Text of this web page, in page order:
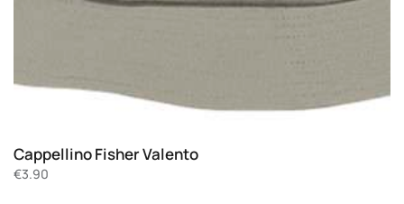
Cappellino Fisher Valento
€3.90